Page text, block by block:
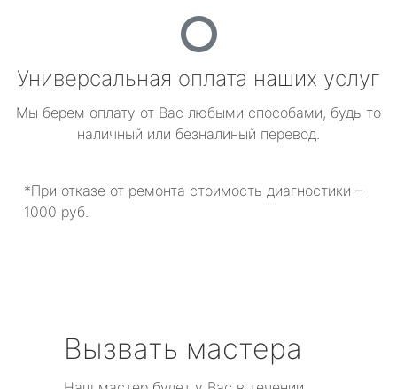
Универсальная оплата наших услуг
Мы берем оплату от Вас любыми способами, будь то
наличный или безналиный перевод.
*При отказе от ремонта стоимость диагностики –
1000 руб.
Вызвать мастера